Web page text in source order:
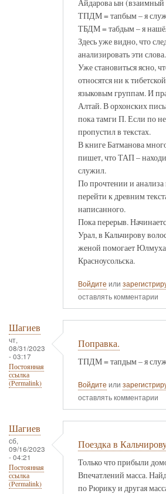
Айдарова ын (взаимный
ТПДМ = тапбым – я
ТБДМ = табдым – я
Здесь уже видно, что
анализировать эти
Уже становиться ясно,
относятся ни к
языковым группам. И
Алтай. В орхонских
пока тамги П. Если по
пропустил в текстах.
В книге Батманова
пишет, что ТАП –
служил.
По прочтении и анализа
перейти к древним
написанного.
Пока перерыв.
Урал, в Кальчирову
женой помогает
Красноусольска.
Войдите или
оставлять комментарии
Шагиев
чт,
08/31/2023
- 03:17
Постоянная
ссылка
(Permalink)
Поправка.
ТПДМ = тапдым – я
Войдите или
оставлять комментарии
Шагиев
сб,
09/16/2023
- 04:21
Постоянная
ссылка
(Permalink)
Поездка в
Только что прибыли
Впечатлений масса.
по Рюрику и другая